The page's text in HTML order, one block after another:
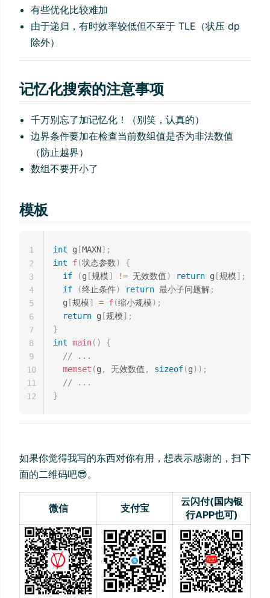
有些优化比较难加
由于递归，有时效率较低但不至于 TLE（状压 dp
除外）
记忆化搜索的注意事项
千万别忘了加记忆化！（别笑，认真的）
边界条件要加在检查当前数组值是否为非法数值
（防止越界）
数组不要开小了
模板
int g [MAXN] ;
int
f(状态参数)
{
if
(g [规模] != 无效数值) return g [规模] ;
if
(终止条件) return 最小子问题解;
  g
[规模] = f(缩小规模) ;
return g [规模] ;
}
int main( )
{
// ...
memset (g , 无效数值 , sizeof(g) ) ;
// ...
}
1
2
3
4
5
6
7
8
9
10
11
12
如果你觉得我写的东西对你有用，想表示感谢的，扫下
面的二维码吧😎。
微信 支付宝
云闪付(国内银
行APP也可)